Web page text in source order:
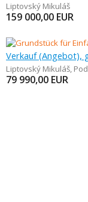
Liptovský Mikuláš
159 000,00 EUR
Verkauf (Angebot),
Liptovský Mikuláš,
79 990,00 EUR